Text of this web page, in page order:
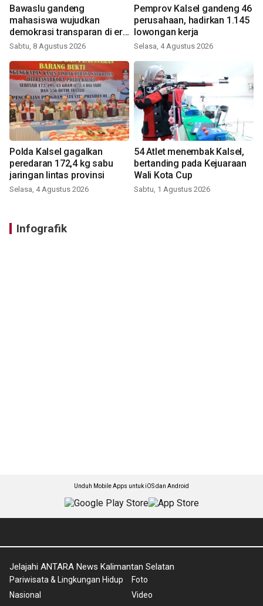
Bawaslu gandeng
mahasiswa wujudkan
demokrasi transparan di era
digital
Sabtu, 8 Agustus 2026
Pemprov Kalsel gandeng 46
perusahaan, hadirkan 1.145
lowongan kerja
Selasa, 4 Agustus 2026
Polda Kalsel gagalkan
peredaran 172,4 kg sabu
jaringan lintas provinsi
Selasa, 4 Agustus 2026
54 Atlet menembak Kalsel,
bertanding pada Kejuaraan
Wali Kota Cup
Sabtu, 1 Agustus 2026
Infografik
Unduh Mobile Apps untuk iOS dan Android
Jelajahi ANTARA News Kalimantan Selatan
Pariwisata & Lingkungan Hidup
Nasional
Foto
Video